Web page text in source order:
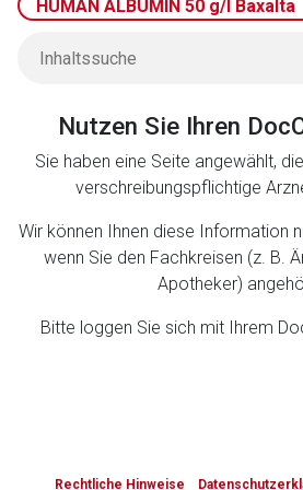
HUMAN ALBUMIN 50 g/l Baxalta
Nutzen Sie Ihren
Sie haben eine Seite angewählt,
verschreibungspflichtige
Wir können Ihnen diese Information
wenn Sie den Fachkreisen (z. B.
Apotheker)
Bitte loggen Sie sich mit Ihrem
Rechtliche Hinweise